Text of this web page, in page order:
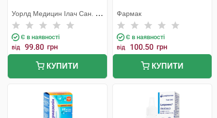
Уорлд Медицин Ілач Сан. Ве
Тідж
Є в наявності
від 99.80 грн
КУПИТИ
Фармак
Є в наявності
від 100.50 грн
КУПИТИ